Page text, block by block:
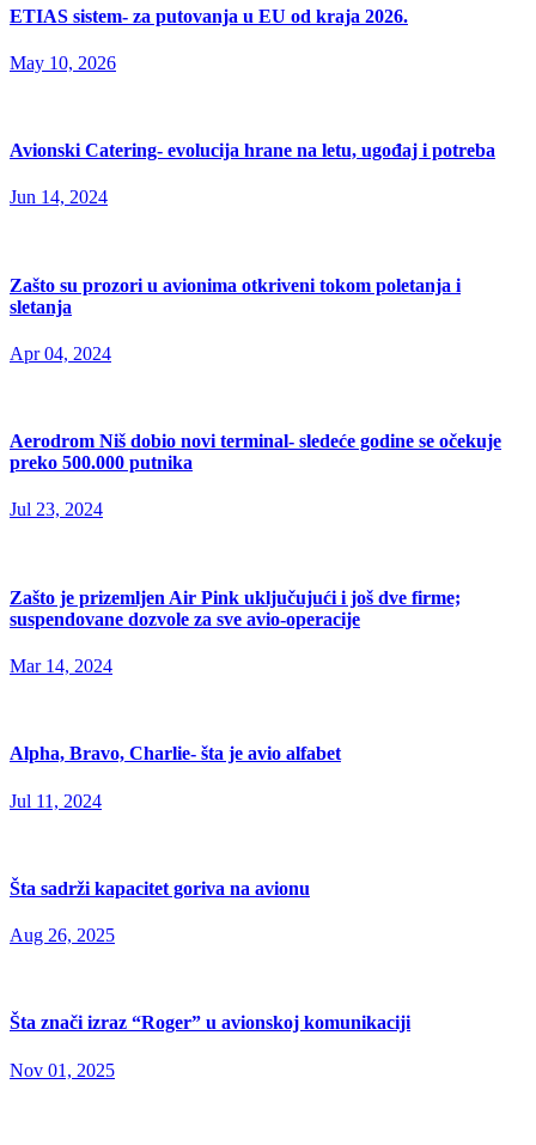
ETIAS sistem- za putovanja u EU od kraja 2026.
May 10, 2026
Avionski Catering- evolucija hrane na letu, ugođaj i potreba
Jun 14, 2024
Zašto su prozori u avionima otkriveni tokom poletanja i
sletanja
Apr 04, 2024
Aerodrom Niš dobio novi terminal- sledeće godine se očekuje
preko 500.000 putnika
Jul 23, 2024
Zašto je prizemljen Air Pink uključujući i još dve firme;
suspendovane dozvole za sve avio-operacije
Mar 14, 2024
Alpha, Bravo, Charlie- šta je avio alfabet
Jul 11, 2024
Šta sadrži kapacitet goriva na avionu
Aug 26, 2025
Šta znači izraz “Roger” u avionskoj komunikaciji
Nov 01, 2025